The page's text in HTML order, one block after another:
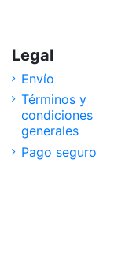
Legal
Envío
Términos y
condiciones
generales
Pago seguro